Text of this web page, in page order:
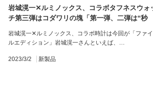
岩城滉一✕ルミノックス、コラボタフネスウォ
チ第三弾はコダワリの塊「第一弾、二弾は“秒
岩城滉一✕ルミノックス、コラボ時計は今回が「ファ
ルエディション」岩城滉一さんといえば、…
2023/3/2 新製品